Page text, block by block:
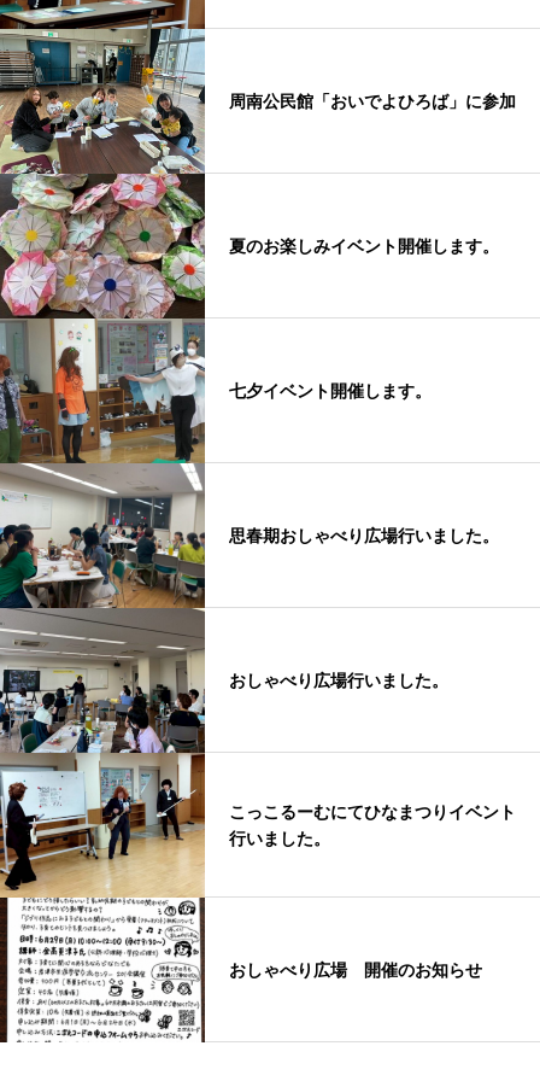
周南公民館「おいでよひろば」に参加
夏のお楽しみイベント開催します。
七夕イベント開催します。
思春期おしゃべり広場行いました。
おしゃべり広場行いました。
こっこるーむにてひなまつりイベント
行いました。
おしゃべり広場 開催のお知らせ